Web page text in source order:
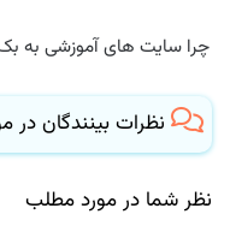
چرا سایت های آموزشی به
نظرات بینندگان در
نظر شما در مورد مطلب